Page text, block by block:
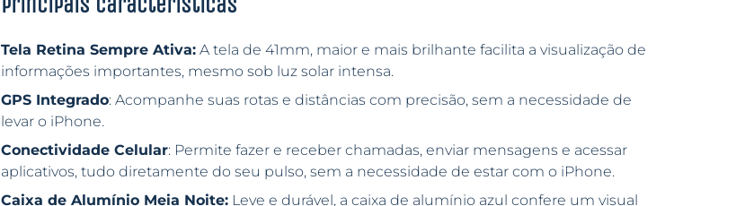
Principais características
Tela Retina Sempre Ativa:A tela de 41mm, maior e mais brilhante facilita a visualização de
informações importantes, mesmo sob luz solar intensa.
GPS Integrado: Acompanhe suas rotas e distâncias com precisão, sem a necessidade de
levar o iPhone.
Conectividade Celular: Permite fazer e receber chamadas, enviar mensagens e acessar
aplicativos, tudo diretamente do seu pulso, sem a necessidade de estar com o iPhone.
Caixa de Alumínio Meia Noite:Leve e durável, a caixa de alumínio azul confere um visual